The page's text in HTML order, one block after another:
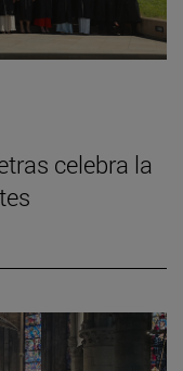
celebra la